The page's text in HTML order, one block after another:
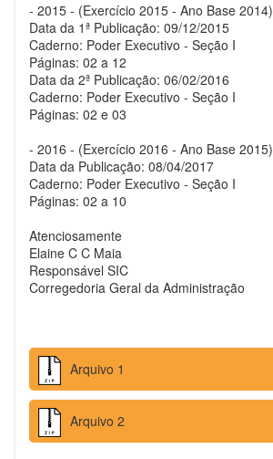
- 2015 - (Exercício 2015 - Ano Base 2014)
Data da 1ª Publicação: 09/12/2015
Caderno: Poder Executivo - Seção I
Páginas: 02 a 12
Data da 2ª Publicação: 06/02/2016
Caderno: Poder Executivo - Seção I
Páginas: 02 e 03
- 2016 - (Exercício 2016 - Ano Base 2015)
Data da Publicação: 08/04/2017
Caderno: Poder Executivo - Seção I
Páginas: 02 a 10
Atenciosamente
Elaine C C Maia
Responsável SIC
Corregedoria Geral da Administração
Arquivo 1
Arquivo 2